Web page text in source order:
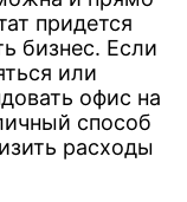
придется
бизнес. Если
или
офис на
способ
расходы